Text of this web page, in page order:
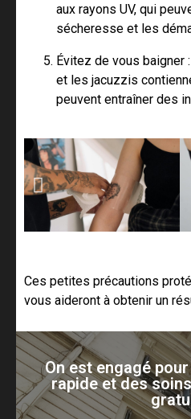
aux rayons UV, qui
sécheresse et les
Évitez de vous
et les jacuzzis
peuvent entraîner des
Ces petites précautions
vous aideront à obtenir un
On est engagé
rapide et des